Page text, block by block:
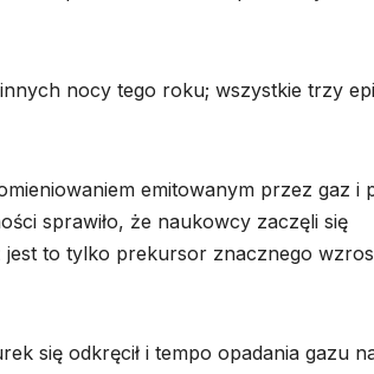
nocy tego roku; wszystkie trzy
emitowanym przez gaz i
sprawiło, że naukowcy zaczęli się
jest to tylko prekursor znacznego
się odkręcił i tempo opadania gazu